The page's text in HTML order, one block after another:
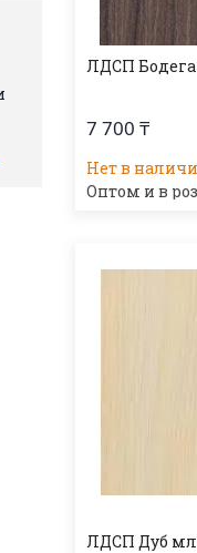
ЛДСП
7 700 ₸
Нет в
Оптом и в
ЛДСП Дуб